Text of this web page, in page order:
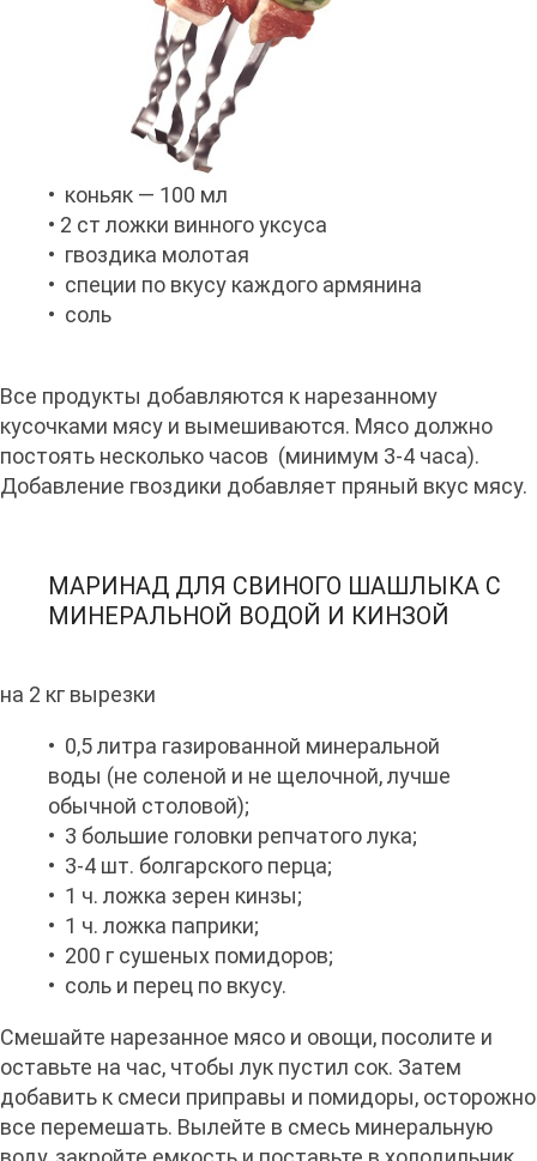
• коньяк — 100 мл
• 2 ст ложки винного уксуса
• гвоздика молотая
• специи по вкусу каждого армянина
• соль
Все продукты добавляются к нарезанному
кусочками мясу и вымешиваются. Мясо должно
постоять несколько часов (минимум 3-4 часа).
Добавление гвоздики добавляет пряный вкус мясу.
МАРИНАД ДЛЯ СВИНОГО ШАШЛЫКА С
МИНЕРАЛЬНОЙ ВОДОЙ И КИНЗОЙ
на 2 кг вырезки
• 0,5 литра газированной минеральной
воды (не соленой и не щелочной, лучше
обычной столовой);
• 3 большие головки репчатого лука;
• 3-4 шт. болгарского перца;
• 1 ч. ложка зерен кинзы;
• 1 ч. ложка паприки;
• 200 г сушеных помидоров;
• соль и перец по вкусу.
Смешайте нарезанное мясо и овощи, посолите и
оставьте на час, чтобы лук пустил сок. Затем
добавить к смеси приправы и помидоры, осторожно
все перемешать. Вылейте в смесь минеральную